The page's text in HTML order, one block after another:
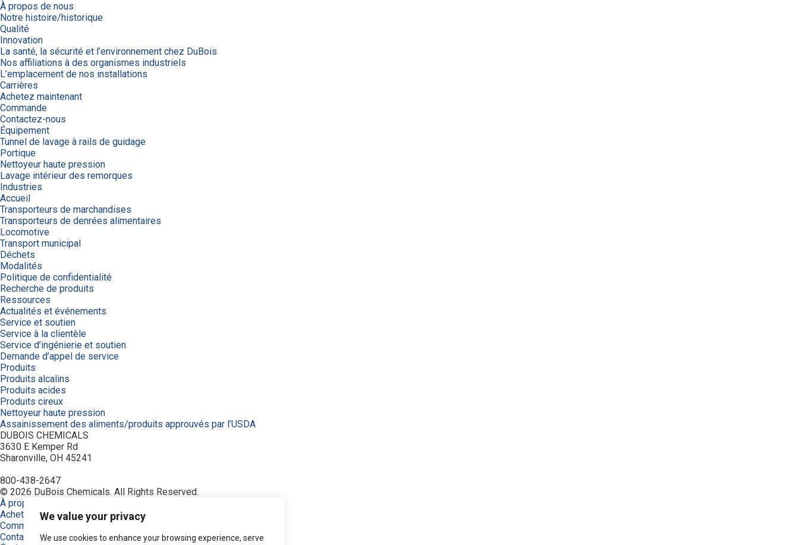
We value your privacy
We use cookies to enhance your browsing experience, serve
À propos de nous
Notre histoire/historique
Qualité
Innovation
La santé, la sécurité et l’environnement chez DuBois
Nos affiliations à des organismes industriels
L’emplacement de nos installations
Carrières
Achetez maintenant
Commande
Contactez-nous
Équipement
Tunnel de lavage à rails de guidage
Portique
Nettoyeur haute pression
Lavage intérieur des remorques
Industries
Accueil
Transporteurs de marchandises
Transporteurs de denrées alimentaires
Locomotive
Transport municipal
Déchets
Modalités
Politique de confidentialité
Recherche de produits
Ressources
Actualités et événements
Service et soutien
Service à la clientèle
Service d’ingénierie et soutien
Demande d’appel de service
Produits
Produits alcalins
Produits acides
Produits cireux
Nettoyeur haute pression
Assainissement des aliments/produits approuvés par l’USDA
DUBOIS CHEMICALS
3630 E Kemper Rd
Sharonville, OH 45241
800-438-2647
© 2026 DuBois Chemicals. All Rights Reserved.
À propos de nous
Achetez maintenant
Commande
Contactez-nous